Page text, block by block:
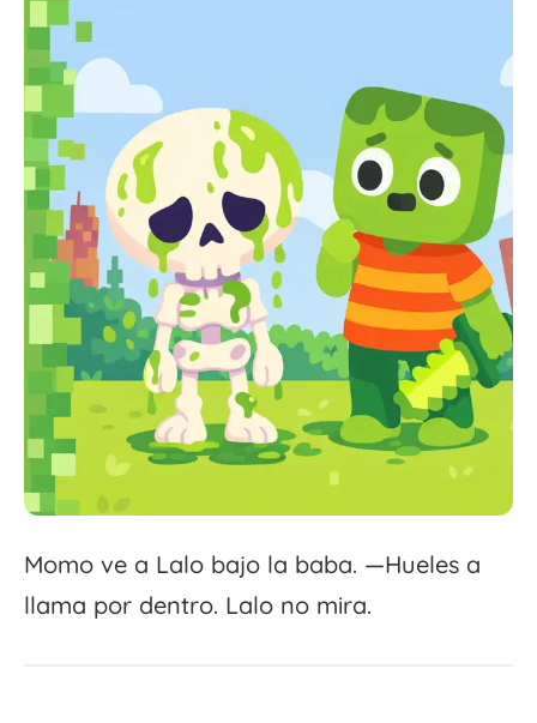
Momo ve a Lalo bajo la baba. —Hueles a
llama por dentro. Lalo no mira.